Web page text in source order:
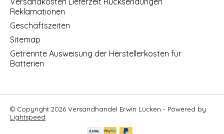
Reklamationen
Geschäftszeiten
Sitemap
Getrennte Ausweisung der Herstellerkosten für
Batterien
© Copyright 2026 Versandhandel Erwin Lücken - Powered by
Lightspeed